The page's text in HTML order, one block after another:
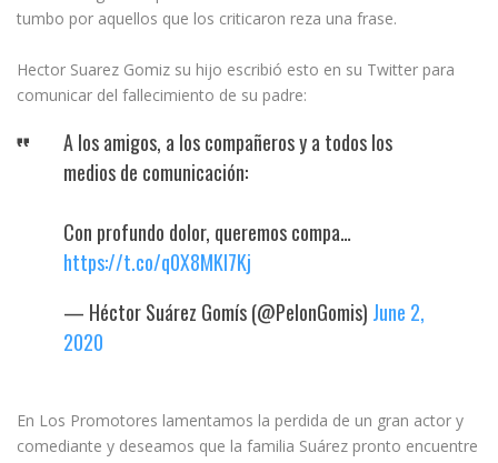
tumbo por aquellos que los criticaron reza una frase.
Hector Suarez Gomiz su hijo escribió esto en su Twitter para
comunicar del fallecimiento de su padre:
A los amigos, a los compañeros y a todos los
medios de comunicación:
Con profundo dolor, queremos compa…
https://t.co/q0X8MKl7Kj
— Héctor Suárez Gomís (@PelonGomis) June 2,
2020
En Los Promotores lamentamos la perdida de un gran actor y
comediante y deseamos que la familia Suárez pronto encuentre